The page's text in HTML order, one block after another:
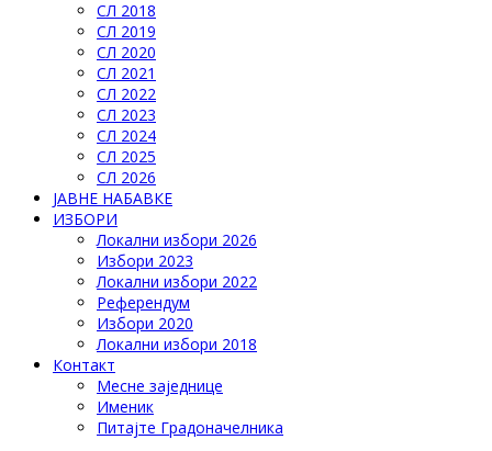
СЛ 2018
СЛ 2019
СЛ 2020
СЛ 2021
СЛ 2022
СЛ 2023
СЛ 2024
СЛ 2025
СЛ 2026
ЈАВНЕ НАБАВКЕ
ИЗБОРИ
Локални избори 2026
Избори 2023
Локални избори 2022
Референдум
Избори 2020
Локални избори 2018
Контакт
Месне заједнице
Именик
Питајте Градоначелника